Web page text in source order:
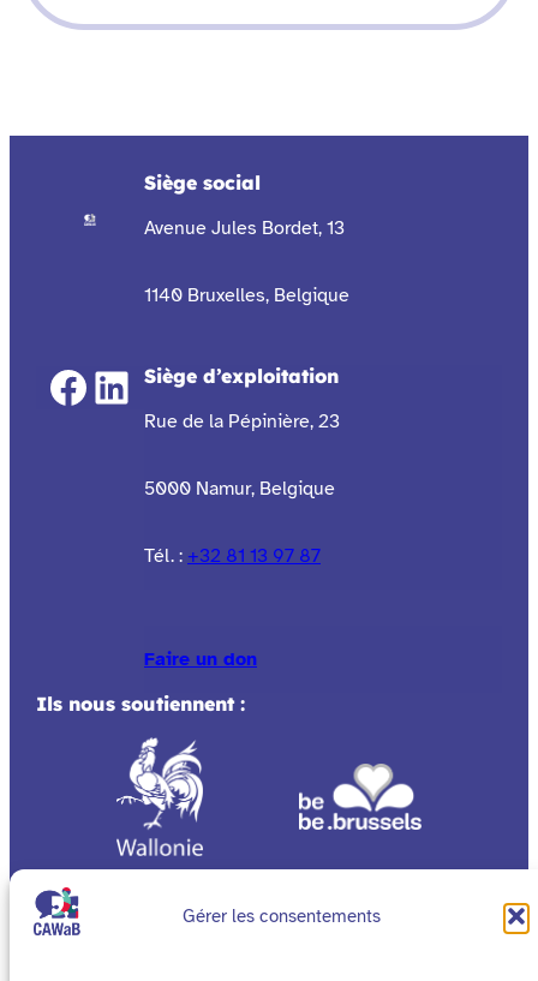
Gérer les consentements
Facebook LinkedIn
Siège social
Avenue Jules Bordet, 13
1140 Bruxelles, Belgique
Siège d’exploitation
Rue de la Pépinière, 23
5000 Namur, Belgique
Tél. : +32 81 13 97 87
Faire un don
Ils nous soutiennent :